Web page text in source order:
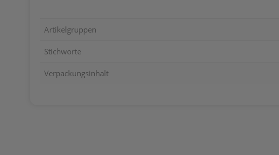
Artikelgruppen
Stichworte
Verpackungsinhalt